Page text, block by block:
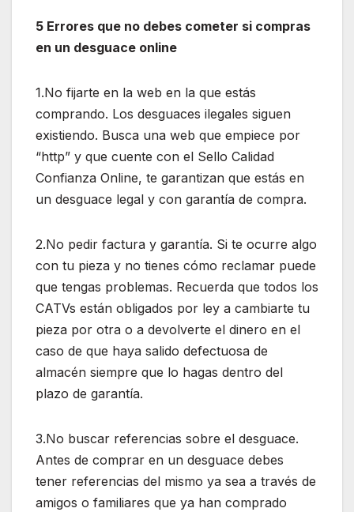
5 Errores que no debes cometer si compras
en un desguace online
1.No fijarte en la web en la que estás
comprando. Los desguaces ilegales siguen
existiendo. Busca una web que empiece por
“http” y que cuente con el Sello Calidad
Confianza Online, te garantizan que estás en
un desguace legal y con garantía de compra.
2.No pedir factura y garantía. Si te ocurre algo
con tu pieza y no tienes cómo reclamar puede
que tengas problemas. Recuerda que todos los
CATVs están obligados por ley a cambiarte tu
pieza por otra o a devolverte el dinero en el
caso de que haya salido defectuosa de
almacén siempre que lo hagas dentro del
plazo de garantía.
3.No buscar referencias sobre el desguace.
Antes de comprar en un desguace debes
tener referencias del mismo ya sea a través de
amigos o familiares que ya han comprado